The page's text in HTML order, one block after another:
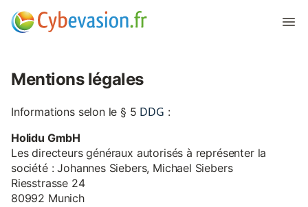
Mentions légales
Informations selon le § 5 DDG :
Holidu GmbH
Les directeurs généraux autorisés à représenter la
société : Johannes Siebers, Michael Siebers
Riesstrasse 24
80992 Munich